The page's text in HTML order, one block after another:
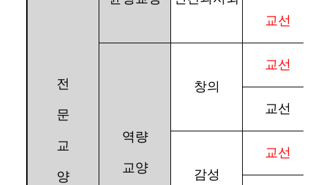
전
문
교
양
교선
역량
교양
창의
교선
교선
감성
교선